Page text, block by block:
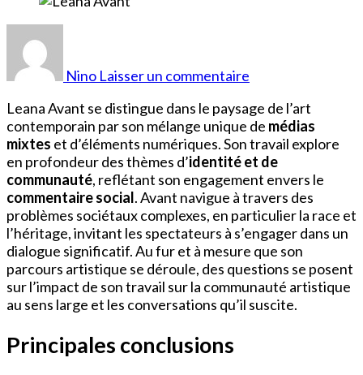
Nino Laisser un commentaire
Leana Avant se distingue dans le paysage de l’art
contemporain par son mélange unique de médias
mixtes et d’éléments numériques. Son travail explore
en profondeur des thèmes d’identité et de
communauté, reflétant son engagement envers le
commentaire social. Avant navigue à travers des
problèmes sociétaux complexes, en particulier la race et
l’héritage, invitant les spectateurs à s’engager dans un
dialogue significatif. Au fur et à mesure que son
parcours artistique se déroule, des questions se posent
sur l’impact de son travail sur la communauté artistique
au sens large et les conversations qu’il suscite.
Principales conclusions